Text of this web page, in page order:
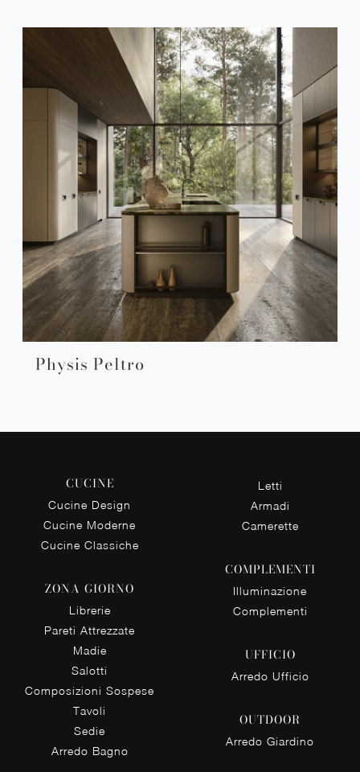
Physis Peltro
CUCINE
Cucine Design
Cucine Moderne
Cucine Classiche
ZONA GIORNO
Librerie
Pareti Attrezzate
Madie
Salotti
Composizioni Sospese
Tavoli
Sedie
Arredo Bagno
Letti
Armadi
Camerette
COMPLEMENTI
Illuminazione
Complementi
UFFICIO
Arredo Ufficio
OUTDOOR
Arredo Giardino